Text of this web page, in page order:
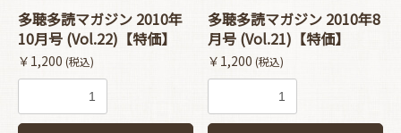
多聴多読マガジン 2010年
10月号 (Vol.22)【特価】
￥1,200 (税込)
多聴多読マガジン 2010年8
月号 (Vol.21)【特価】
￥1,200 (税込)